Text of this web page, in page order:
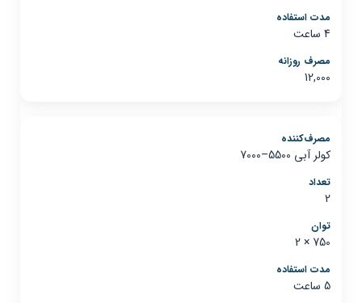
4 ساعت
12,000
کولر آبی 5500–7000
2
750 × 2
5 ساعت